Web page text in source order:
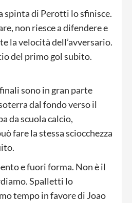
spinta di Perotti lo sfinisce.
non riesce a difendere e
la velocità dell’avversario.
del primo gol subito.
sono in gran parte
dal fondo verso il
da scuola calcio,
fare la stessa sciocchezza
e fuori forma. Non è il
Spalletti lo
tempo in favore di Joao